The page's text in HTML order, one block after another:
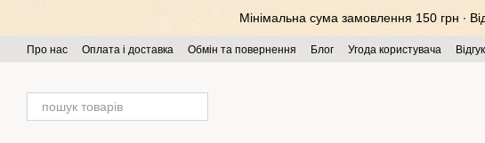
Мінімальна сума замовлення 150 грн ∙
Про нас Оплата і доставка Обмін та повернення Блог Угода користувача